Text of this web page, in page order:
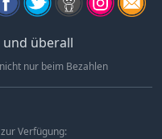
überall
nur beim Bezahlen
Verfügung: